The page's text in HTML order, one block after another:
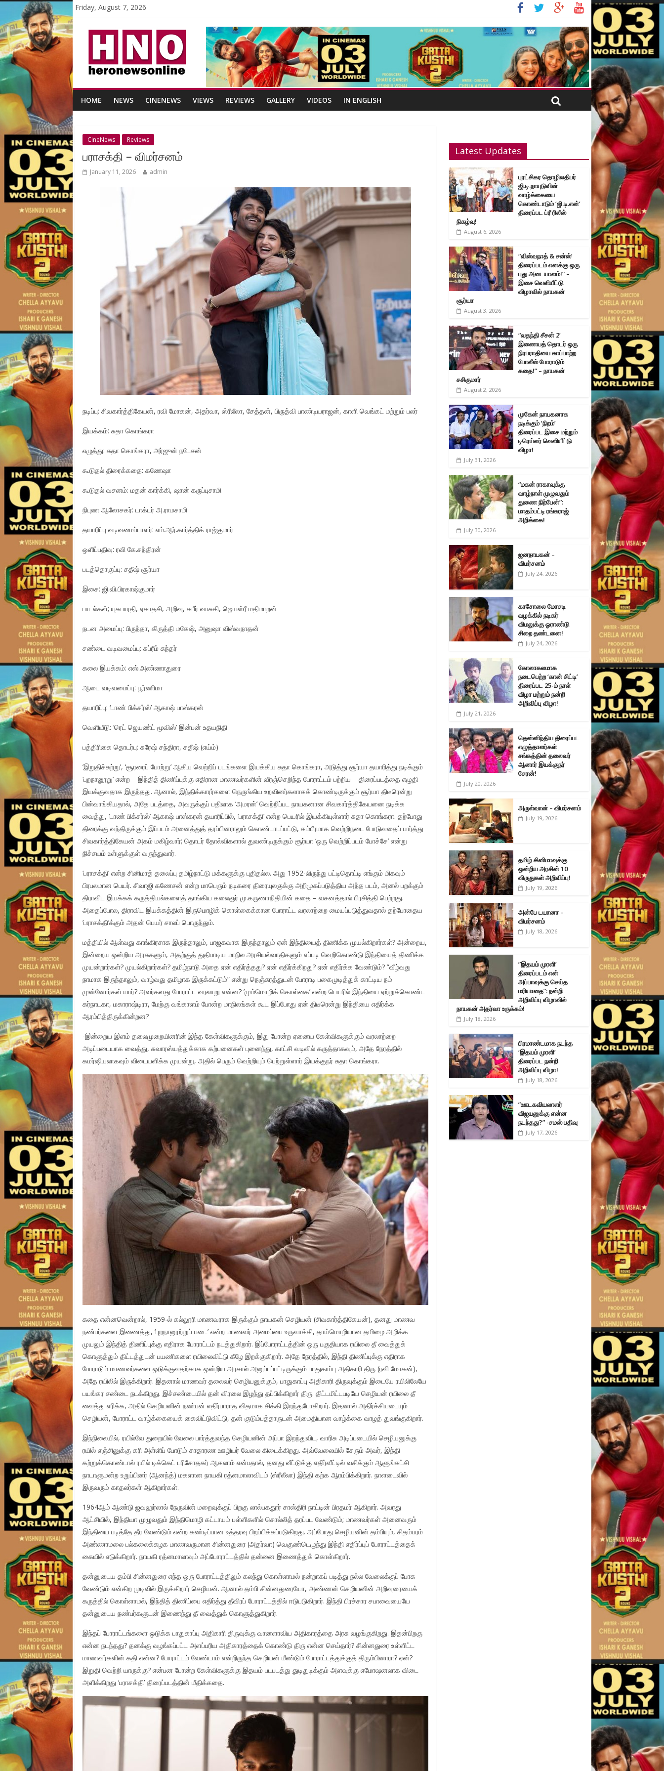
Friday, August 7, 2026
HOME NEWS CINENEWS VIEWS REVIEWS GALLERY VIDEOS IN ENGLISH
CineNews Reviews
பராசக்தி – விமர்சனம்
January 11, 2026 admin
நடிப்பு: சிவகார்த்திகேயன், ரவி மோகன், அதர்வா, ஸ்ரீலீலா, சேத்தன், பிருத்வி பாண்டியராஜன், காளி வெங்கட் மற்றும் பலர்
இயக்கம்: சுதா கொங்கரா
எழுத்து: சுதா கொங்கரா, அர்ஜுன் நடேசன்
கூடுதல் திரைக்கதை: கணேஷா
கூடுதல் வசனம்: மதன் கார்க்கி, ஷான் கருப்புசாமி
நிபுண ஆலோசகர்: டாக்டர் அ.ராமசாமி
தயாரிப்பு வடிவமைப்பாளர்: எம்.ஆர்.கார்த்திக் ராஜ்குமார்
ஒளிப்பதிவு: ரவி கே.சந்திரன்
படத்தொகுப்பு: சதீஷ் சூர்யா
இசை: ஜி.வி.பிரகாஷ்குமார்
பாடல்கள்; யுகபாரதி, ஏகாதசி, அறிவு, கபீர் வாசுகி, ஜெயஸ்ரீ மதிமாறன்
நடன அமைப்பு: பிருந்தா, கிருத்தி மகேஷ், அனுஷா விஸ்வநாதன்
சண்டை வடிவமைப்பு: சுப்ரீம் சுந்தர்
கலை இயக்கம்: எஸ்.அண்ணாதுரை
ஆடை வடிவமைப்பு: பூர்ணிமா
தயாரிப்பு: ‘டாண் பிக்சர்ஸ்’ ஆகாஷ் பாஸ்கரன்
வெளியீடு: ‘ரெட் ஜெயண்ட் மூவிஸ்’ இன்பன் உதயநிதி
பத்திரிகை தொடர்பு: சுரேஷ் சந்திரா, சதீஷ் (எய்ம்)
’இறுதிச்சுற்று’, ‘சூரரைப் போற்று’ ஆகிய வெற்றிப் படங்களை இயக்கிய சுதா கொங்கரா, அடுத்து சூர்யா தயாரித்து நடிக்கும்
‘புறநானூறு’ என்ற – இந்தித் திணிப்புக்கு எதிரான மாணவர்களின் வீரஞ்செறிந்த போராட்டம் பற்றிய – திரைப்படத்தை எழுதி
இயக்குவதாக இருந்தது. ஆனால், இந்திக்காரர்களை நெருங்கிய உறவினர்களாகக் கொண்டிருக்கும் சூர்யா திடீரென்று
பின்வாங்கியதால், அதே படத்தை, அவருக்குப் பதிலாக ‘அமரன்’ வெற்றிப்பட நாயகனான சிவகார்த்திகேயனை நடிக்க
வைத்து, ‘டாண் பிக்சர்ஸ்’ ஆகாஷ் பாஸ்கரன் தயாரிப்பில், ‘பராசக்தி’ என்ற பெயரில் இயக்கியுள்ளார் சுதா கொங்கரா. தற்போது
திரைக்கு வந்திருக்கும் இப்படம் அனைத்துத் தரப்பினராலும் கொண்டாடப்பட்டு, கம்பீரமாக வெற்றிநடை போடுவதைப் பார்த்து
சிவகார்த்திகேயன் அகம் மகிழ்வார்; தொடர் தோல்விகளால் துவண்டிருக்கும் சூர்யா ‘ஒரு வெற்றிப்படம் போச்சே’ என்று
நிச்சயம் உள்ளுக்குள் வருந்துவார்.
‘பராசக்தி’ என்ற சினிமாத் தலைப்பு தமிழ்நாட்டு மக்களுக்கு புதிதல்ல. அது 1952-லிருந்து பட்டிதொட்டி எங்கும் மிகவும்
பிரபலமான பெயர். சிவாஜி கணேசன் என்ற மாபெரும் நடிகரை திரையுலகுக்கு அறிமுகப்படுத்திய அந்த படம், அனல் பறக்கும்
திராவிட இயக்கக் கருத்தியல்களைத் தாங்கிய கலைஞர் மு.கருணாநிதியின் கதை – வசனத்தால் பிரசித்தி பெற்றது.
அதைப்போல, திராவிட இயக்கத்தின் இருமொழிக் கொள்கைக்கான போராட்ட வரலாற்றை மையப்படுத்துவதால் தற்போதைய
’பராசக்தி’க்கும் அதன் பெயர் சாலப் பொருந்தும்.
மத்தியில் ஆள்வது காங்கிரசாக இருந்தாலும், பாஜகவாக இருந்தாலும் ஏன் இந்தியைத் திணிக்க முயல்கிறார்கள்? அன்றைய,
இன்றைய ஒன்றிய அரசுகளும், அதற்குத் துதிபாடிய மாநில அரசியல்வாதிகளும் எப்படி வெறிகொண்டு இந்தியைத் திணிக்க
முயன்றார்கள்? முயல்கிறார்கள்? தமிழ்நாடு அதை ஏன் எதிர்த்தது? ஏன் எதிர்க்கிறது? ஏன் எதிர்க்க வேண்டும்? ”வீழ்வது
நாமாக இருந்தாலும், வாழ்வது தமிழாக இருக்கட்டும்” என்று நெஞ்சுரத்துடன் போராடி பகைமுடித்துக் காட்டிய நம்
முன்னோர்கள் யார்? அவர்களது போராட்ட வரலாறு என்ன? ’மும்மொழிக் கொள்கை’ என்ற பெயரில் இந்தியை ஏற்றுக்கொண்ட
கர்நாடகா, மகாராஷ்டிரா, மேற்கு வங்காளம் போன்ற மாநிலங்கள் கூட இப்போது ஏன் திடீரென்று இந்தியை எதிர்க்க
ஆரம்பித்திருக்கின்றன?
-இன்றைய இளம் தலைமுறையினரின் இந்த கேள்விகளுக்கும், இது போன்ற ஏனைய கேள்விகளுக்கும் வரலாற்றை
அடிப்படையாக வைத்து, சுவாரஸ்யத்துக்காக கற்பனைகள் புனைந்து, காட்சி வடிவில் கருத்தாகவும், அதே நேரத்தில்
கமர்ஷியலாகவும் விடையளிக்க முயன்று, அதில் பெரும் வெற்றியும் பெற்றுள்ளார் இயக்குநர் சுதா கொங்கரா.
கதை என்னவென்றால், 1959-ல் கல்லூரி மாணவராக இருக்கும் நாயகன் செழியன் (சிவகார்த்திகேயன்), தனது மாணவ
நண்பர்களை இணைத்து, ‘புறநானூற்றுப் படை’ என்ற மாணவர் அமைப்பை உருவாக்கி, தாய்மொழியான தமிழை அழிக்க
முயலும் இந்தித் திணிப்புக்கு எதிராக போராட்டம் நடத்துகிறார். இப்போராட்டத்தின் ஒரு பகுதியாக ரயிலை தீ வைத்துக்
கொளுத்தும் திட்டத்துடன் பயணிகளை ரயிலைவிட்டு கீழே இறக்குகிறார். அதே நேரத்தில், இந்தி திணிப்புக்கு எதிராக
போராடும் மாணவர்களை ஒடுக்குவதற்காக ஒன்றிய அரசால் அனுப்பப்பட்டிருக்கும் பாதுகாப்பு அதிகாரி திரு (ரவி மோகன்),
அதே ரயிலில் இருக்கிறார். இதனால் மாணவர் தலைவர் செழியனுக்கும், பாதுகாப்பு அதிகாரி திருவுக்கும் இடையே ரயிலிலேயே
பயங்கர சண்டை நடக்கிறது. இச்சண்டையில் தன் விரலை இழந்து தப்பிக்கிறார் திரு. திட்டமிட்டபடியே செழியன் ரயிலை தீ
வைத்து எரிக்க, அதில் செழியனின் நண்பன் எதிர்பாராத விதமாக சிக்கி இறந்துபோகிறார். இதனால் அதிர்ச்சியடையும்
செழியன், போராட்ட வாழ்க்கையைக் கைவிட்டுவிட்டு, தன் குடும்பத்தாருடன் அமைதியான வாழ்க்கை வாழத் துவங்குகிறார்.
இந்நிலையில், ரயில்வே துறையில் வேலை பார்த்துவந்த செழியனின் அப்பா இறந்துவிட, வாரிசு அடிப்படையில் செழியனுக்கு
ரயில் எஞ்சினுக்கு கரி அள்ளிப் போடும் சாதாரண ஊழியர் வேலை கிடைக்கிறது. அவ்வேலையில் சேரும் அவர், இந்தி
கற்றுக்கொண்டால் ரயில் டிக்கெட் பரிசோதகர் ஆகலாம் என்பதால், தனது வீட்டுக்கு எதிர்வீட்டில் வசிக்கும் ஆளுங்கட்சி
நாடாளுமன்ற உறுப்பினர் (ஆனந்த்) மகளான நாயகி ரத்னமாலாவிடம் (ஸ்ரீலீலா) இந்தி கற்க ஆரம்பிக்கிறார். நாளடைவில்
இருவரும் காதலர்கள் ஆகிறார்கள்.
1964ஆம் ஆண்டு ஜவஹர்லால் நேருவின் மறைவுக்குப் பிறகு லால்பகதூர் சாஸ்திரி நாட்டின் பிரதமர் ஆகிறார். அவரது
ஆட்சியில், இந்தியா முழுவதும் இந்திமொழி கட்டாயம் பள்ளிகளில் சொல்லித் தரப்பட வேண்டும்; மாணவர்கள் அனைவரும்
இந்தியை படித்தே தீர வேண்டும் என்ற கண்டிப்பான உத்தரவு பிறப்பிக்கப்படுகிறது. அப்போது செழியனின் தம்பியும், சிதம்பரம்
அண்ணாமலை பல்கலைக்கழக மாணவருமான சின்னதுரை (அதர்வா) வெகுண்டெழுந்து இந்தி எதிர்ப்புப் போராட்டத்தைக்
கையில் எடுக்கிறார். நாயகி ரத்னமாலாவும் அப்போராட்டத்தில் தன்னை இணைத்துக் கொள்கிறார்.
தன்னுடைய தம்பி சின்னதுரை எந்த ஒரு போராட்டத்திலும் கலந்து கொள்ளாமல் நன்றாகப் படித்து நல்ல வேலைக்குப் போக
வேண்டும் என்கிற முடிவில் இருக்கிறார் செழியன். ஆனால் தம்பி சின்னதுரையோ, அண்ணன் செழியனின் அறிவுரையைக்
கருத்தில் கொள்ளாமல், இந்தித் திணிப்பை எதிர்த்து தீவிரப் போராட்டத்தில் ஈடுபடுகிறார். இந்தி பிரச்சார சபாவையையே
தன்னுடைய நண்பர்களுடன் இணைந்து தீ வைத்துக் கொளுத்துகிறார்.
இந்தப் போராட்டங்களை ஒடுக்க பாதுகாப்பு அதிகாரி திருவுக்கு வானளாவிய அதிகாரத்தை அரசு வழங்குகிறது. இதன்பிறகு
என்ன நடந்தது? தனக்கு வழங்கப்பட்ட அளப்பரிய அதிகாரத்தைக் கொண்டு திரு என்ன செய்தார்? சின்னதுரை உள்ளிட்ட
மாணவர்களின் கதி என்ன? போராட்டம் வேண்டாம் என்றிருந்த செழியன் மீண்டும் போராட்டத்துக்குத் திரும்பினாரா? ஏன்?
இறுதி வெற்றி யாருக்கு? என்பன போன்ற கேள்விகளுக்கு இதயம் படபடத்து துடிதுடிக்கும் அளவுக்கு எமோஷனலாக விடை
அளிக்கிறது ‘பராசக்தி’ திரைப்படத்தின் மீதிக்கதை.
Latest Updates
புரட்சிகர தொழிலதிபர்
ஜி.டி.நாயுடுவின்
வாழ்க்கையை
கொண்டாடும் ‘ஜி.டி.என்’
திரைப்பட ப்ரீ ரிலீஸ்
நிகழ்வு!
August 6, 2026
“விஸ்வநாத் & சன்ஸ்’
திரைப்படம் எனக்கு ஒரு
புது அடையாளம்!” –
இசை வெளியீட்டு
விழாவில் நாயகன்
சூர்யா
August 3, 2026
“வதந்தி சீசன் 2’
இணையத் தொடர் ஒரு
நிரபராதியை காப்பாற்ற
போலீஸ் போராடும்
கதை!” – நாயகன்
சசிகுமார்
August 2, 2026
முகேன் நாயகனாக
நடிக்கும் ‘நிறம்’
திரைப்பட இசை மற்றும்
டிரெய்லர் வெளியீட்டு
விழா!
July 31, 2026
“மகன் ராகாவுக்கு
வாழ்நாள் முழுவதும்
துணை நிற்பேன்”:
மாதம்பட்டி ரங்கராஜ்
அறிக்கை!
July 30, 2026
ஜனநாயகன் –
விமர்சனம்
July 24, 2026
காசோலை மோசடி
வழக்கில் நடிகர்
விமலுக்கு ஓராண்டு
சிறை தண்டனை!
July 24, 2026
கோலாகலமாக
நடைபெற்ற ‘கான் சிட்டி’
திரைப்பட 25-ம் நாள்
விழா மற்றும் நன்றி
அறிவிப்பு விழா!
July 21, 2026
தென்னிந்திய திரைப்பட
எழுத்தாளர்கள்
சங்கத்தின் தலைவர்
ஆனார் இயக்குநர்
சேரன்!
July 20, 2026
அருள்வான் – விமர்சனம்
July 19, 2026
தமிழ் சினிமாவுக்கு
ஒன்றிய அரசின் 10
விருதுகள் அறிவிப்பு!
July 19, 2026
அன்பே டயானா –
விமர்சனம்
July 18, 2026
”இதயம் முரளி’
திரைப்படம் என்
அப்பாவுக்கு செய்த
மரியாதை”: நன்றி
அறிவிப்பு விழாவில்
நாயகன் அதர்வா உருக்கம்!
July 18, 2026
பிரமாண்டமாக நடந்த
‘இதயம் முரளி’
திரைப்பட நன்றி
அறிவிப்பு விழா!
July 18, 2026
”ஊடகவியலாளர்
விஜயனுக்கு என்ன
நடந்தது?” -சமஸ் பதிவு
July 17, 2026